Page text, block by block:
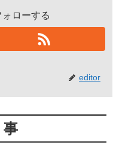
ローする
editor